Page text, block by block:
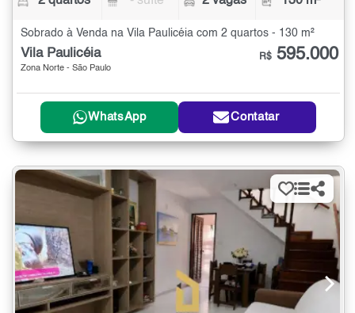
Sobrado à Venda na Vila Paulicéia com 2 quartos - 130 m²
Vila Paulicéia
Zona Norte - São Paulo
R$ 595.000
WhatsApp Contatar